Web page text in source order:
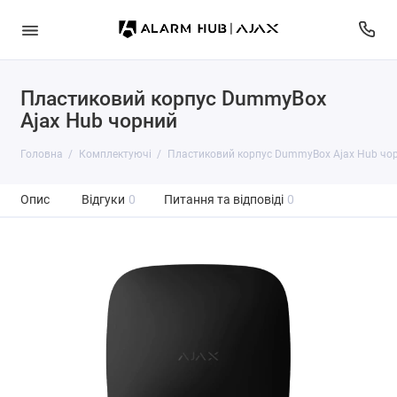
Пластиковий корпус DummyBox
Ajax Hub чорний
Головна Комплектуючі Пластиковий корпус DummyBox Ajax Hub
Опис Відгуки 0 Питання та відповіді 0